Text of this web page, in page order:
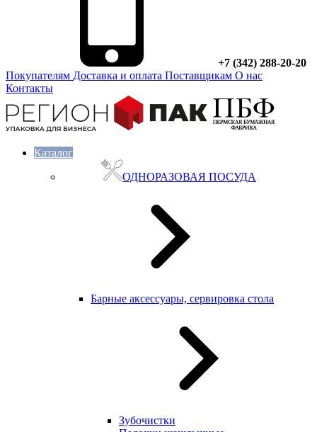
+7 (342) 288-20-20
Покупателям Доставка и оплата Поставщикам О нас
Контакты
Каталог
ОДНОРАЗОВАЯ ПОСУДА
Барные аксессуары, сервировка стола
Зубочистки